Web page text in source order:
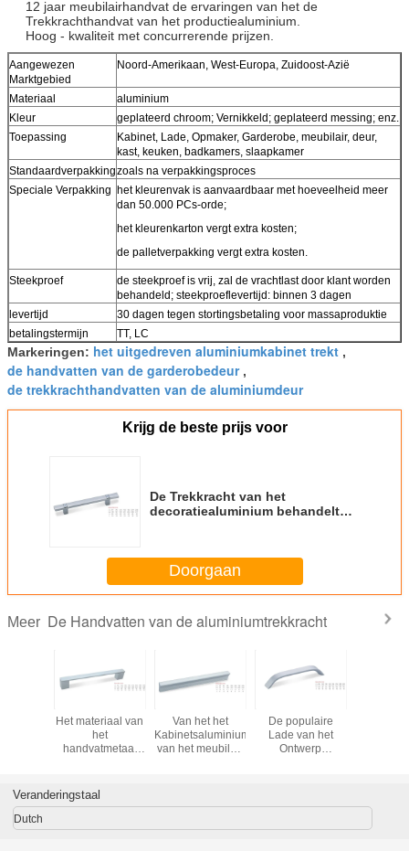
12 jaar meubilairhandvat de ervaringen van het de
Trekkrachthandvat van het productiealuminium.
Hoog - kwaliteit met concurrerende prijzen.
Aangewezen
Marktgebied
Noord-Amerikaan, West-Europa, Zuidoost-Azië
Materiaal
aluminium
Kleur
geplateerd chroom; Vernikkeld; geplateerd messing; enz.
Toepassing
Kabinet, Lade, Opmaker, Garderobe, meubilair, deur,
kast, keuken, badkamers, slaapkamer
Standaardverpakkingzoals na verpakkingsproces
Speciale Verpakking het kleurenvak is aanvaardbaar met hoeveelheid meer
dan 50.000 PCs-orde;
het kleurenkarton vergt extra kosten;
de palletverpakking vergt extra kosten.
Steekproef
de steekproef is vrij, zal de vrachtlast door klant worden
behandeld; steekproeflevertijd: binnen 3 dagen
levertijd
30 dagen tegen stortingsbetaling voor massaproduktie
betalingstermijn
TT, LC
Markeringen: het uitgedreven aluminiumkabinet trekt ,
de handvatten van de garderobedeur,
de trekkrachthandvatten van de aluminiumdeur
Krijg de beste prijs voor
De Trekkracht van het
decoratiealuminium behandelt
Doorgaan
Meer De Handvatten van de aluminiumtrekkracht
Het materiaal van
het
handvatmetaal
kabinets het
Handvat van de
Van het het
Kabinetsaluminium
van het meubilair
Trekkrachthandvat
De populaire
Lade van het
Ontwerp
Geplateerde
Duurzaam
Veranderingstaal
Dutch